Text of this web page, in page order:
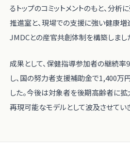
るトップのコミットメントのもと、分析
推進室と、現場での支援に強い健康増
JMDCとの産官共創体制を構築しまし
成果として、保健指導参加者の継続率
し、国の努力者支援補助金で1,400万
した。今後は対象者を後期高齢者に拡
再現可能なモデルとして波及させてい